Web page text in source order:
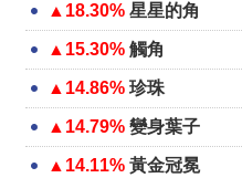
▲18.30% 星星的角
▲15.30% 觸角
▲14.86% 珍珠
▲14.79% 變身葉子
▲14.11% 黃金冠冕